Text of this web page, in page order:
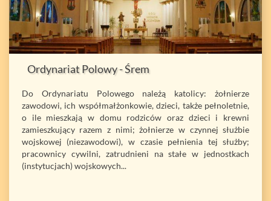
Ordynariat Polowy - Śrem
Do Ordynariatu Polowego należą katolicy: żołnierze
zawodowi, ich współmałżonkowie, dzieci, także pełnoletnie,
o ile mieszkają w domu rodziców oraz dzieci i krewni
zamieszkujący razem z nimi; żołnierze w czynnej służbie
wojskowej (niezawodowi), w czasie pełnienia tej służby;
pracownicy cywilni, zatrudnieni na stałe w jednostkach
(instytucjach) wojskowych...